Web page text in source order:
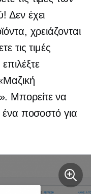
Δεν έχει
χρειάζονται
τις τιμές
Μπορείτε να
ένα ποσοστό για